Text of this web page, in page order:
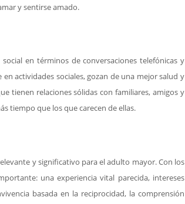
y sentirse amado.
en términos de conversaciones telefónicas y
actividades sociales, gozan de una mejor salud y
tienen relaciones sólidas con familiares, amigos y
tiempo que los que carecen de ellas.
y significativo para el adulto mayor. Con los
una experiencia vital parecida, intereses
basada en la reciprocidad, la comprensión